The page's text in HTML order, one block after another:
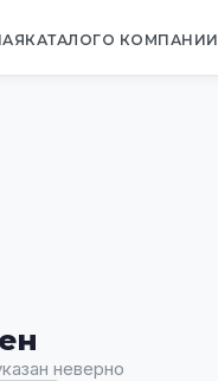
КАТАЛОГО КОМПАНИИ
неверно